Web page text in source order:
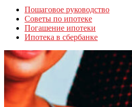
Пошаговое руководство
Советы по ипотеке
Погашение ипотеки
Ипотека в сбербанке